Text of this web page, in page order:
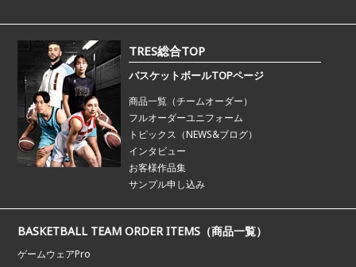
TRES総合TOP
バスケットボールTOPページ
商品一覧（チームオーダー）
フルオーダーユニフォーム
トピックス（NEWS&ブログ）
インタビュー
お客様作品集
サンプル申し込み
BASKETBALL TEAM ORDER ITEMS（商品一覧）
ゲームウェアPro